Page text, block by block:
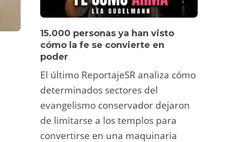
15.000 personas ya han visto
cómo la fe se convierte en
poder
El último ReportajeSR analiza cómo
determinados sectores del
evangelismo conservador dejaron
de limitarse a los templos para
convertirse en una maquinaria